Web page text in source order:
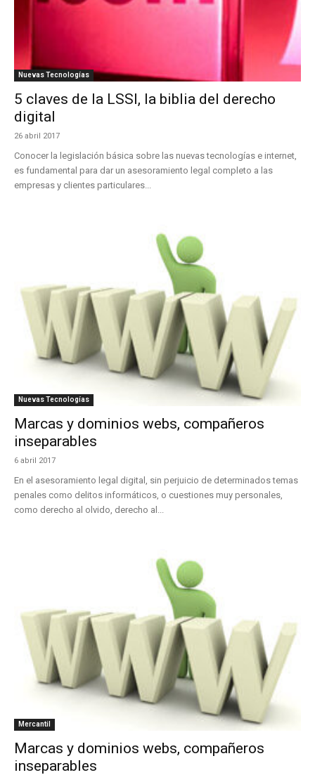
Nuevas Tecnologías
5 claves de la LSSI, la biblia del derecho
digital
26 abril 2017
Conocer la legislación básica sobre las nuevas tecnologías e internet,
es fundamental para dar un asesoramiento legal completo a las
empresas y clientes particulares...
Nuevas Tecnologías
Marcas y dominios webs, compañeros
inseparables
6 abril 2017
En el asesoramiento legal digital, sin perjuicio de determinados temas
penales como delitos informáticos, o cuestiones muy personales,
como derecho al olvido, derecho al...
Mercantil
Marcas y dominios webs, compañeros
inseparables